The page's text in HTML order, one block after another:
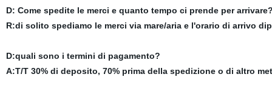
D: Come spedite le merci e quanto tempo ci prende per
R:di solito spediamo le merci via mare/aria e l'orario di arrivo
D:quali sono i termini di pagamento?
A:T/T 30% di deposito, 70% prima della spedizione o di altro